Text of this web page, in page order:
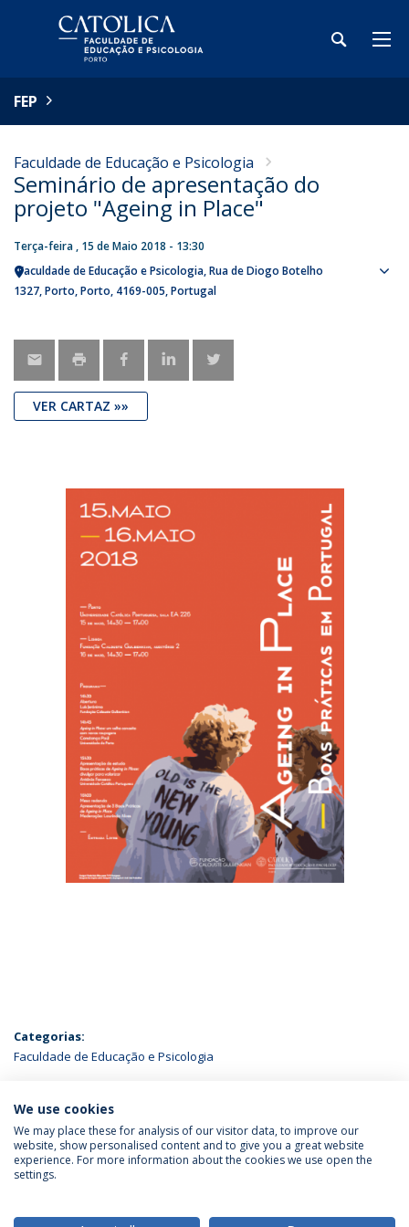
FEP
Faculdade de Educação e Psicologia
Seminário de apresentação do
projeto "Ageing in Place"
Terça-feira , 15 de Maio 2018 - 13:30
Faculdade de Educação e Psicologia Rua de Diogo Botelho
1327 Porto Porto 4169-005 Portugal
VER CARTAZ »»
Categorias:
Faculdade de Educação e Psicologia
ÚLTIMAS NOTÍCIAS
Política de Privacidade
Termos & Condições
We use cookies
We may place these for analysis of our visitor data, to improve our
website, show personalised content and to give you a great website
experience. For more information about the cookies we use open the
settings.